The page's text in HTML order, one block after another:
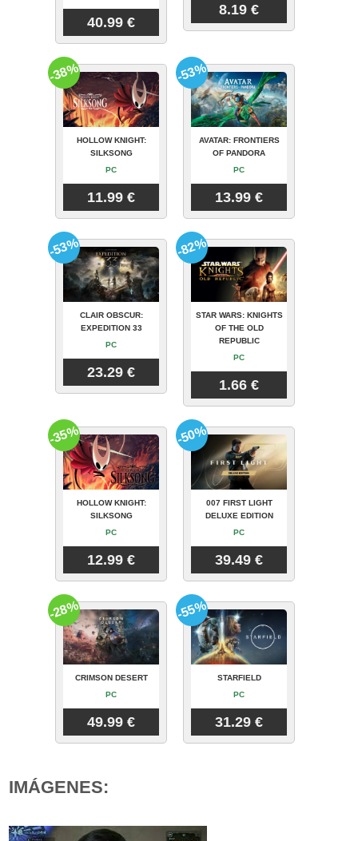
40.99 €
8.19 €
HOLLOW KNIGHT:
SILKSONG
PC
11.99 €
-38%
AVATAR: FRONTIERS
OF PANDORA
PC
13.99 €
-53%
CLAIR OBSCUR:
EXPEDITION 33
PC
23.29 €
-53%
STAR WARS: KNIGHTS
OF THE OLD
REPUBLIC
PC
1.66 €
-82%
HOLLOW KNIGHT:
SILKSONG
PC
12.99 €
-35%
007 FIRST LIGHT
DELUXE EDITION
PC
39.49 €
-50%
CRIMSON DESERT
PC
49.99 €
-28%
STARFIELD
PC
31.29 €
-55%
IMÁGENES: